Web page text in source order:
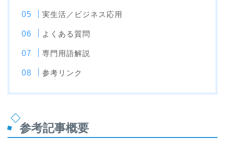
実生活／ビジネス応用
よくある質問
専門用語解説
参考リンク
参考記事概要